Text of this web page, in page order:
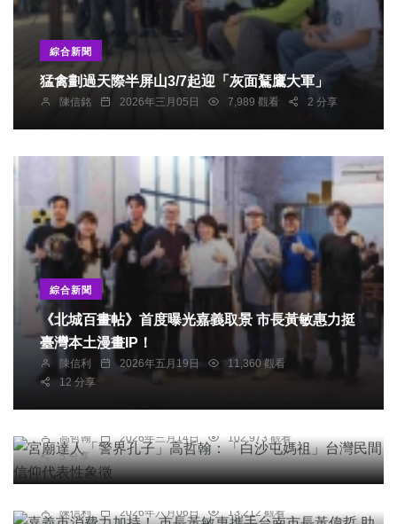
綜合新聞
猛禽劃過天際半屏山3/7起迎「灰面鵟鷹大軍」
陳信銘 2026年三月05日 7,989 觀看 2 分享
綜合新聞
《北城百畫帖》首度曝光嘉義取景 市長黃敏惠力挺
臺灣本土漫畫IP！
陳信利 2026年五月19日
11,360 觀看
12 分享
專欄
高哲翰 2026年三月14日
102,973 觀看
5 分享
綜合新聞
嘉義市消費力加持！ 市長黃敏惠攜手台南市長黃偉
陳信利 2026年六月06日
13,212 觀看